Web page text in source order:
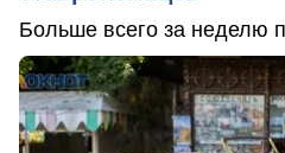
Больше всего за неделю